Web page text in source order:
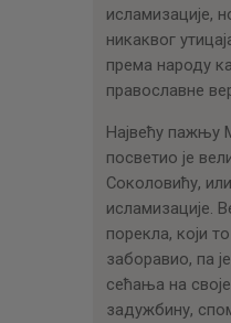
исламизације,
никаквог
према народу
православне
Највећу пажњу
посветио је
Соколовићу,
исламизације.
порекла, који
заборавио, па
сећања на
задужбину,